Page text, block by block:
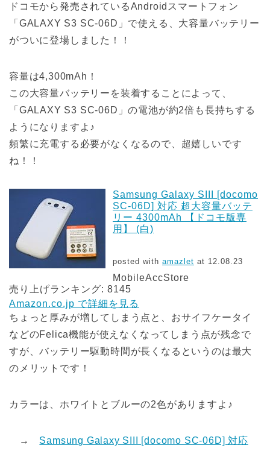
ドコモから発売されているAndroidスマートフォン
「GALAXY S3 SC-06D」で使える、大容量バッテリー
がついに登場しました！！
容量は4,300mAh！
この大容量バッテリーを装着することによって、
「GALAXY S3 SC-06D」の電池が約2倍も長持ちする
ようになりますよ♪
頻繁に充電する必要がなくなるので、超嬉しいです
ね！！
Samsung Galaxy SIII [docomo
SC-06D] 対応 超大容量バッテ
リー 4300mAh 【ドコモ版専
用】 (白)
posted with amazlet at 12.08.23
MobileAccStore
売り上げランキング: 8145
Amazon.co.jp で詳細を見る
ちょっと厚みが増してしまう点と、おサイフケータイ
などのFelica機能が使えなくなってしまう点が残念で
すが、バッテリー駆動時間が長くなるというのは最大
のメリットです！
カラーは、ホワイトとブルーの2色がありますよ♪
→ Samsung Galaxy SIII [docomo SC-06D] 対応